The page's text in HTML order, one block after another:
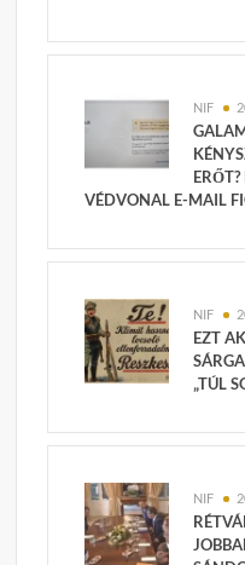
NIF
VÉDVONAL E-MAIL
NIF
EZT
„TÚL
NIF